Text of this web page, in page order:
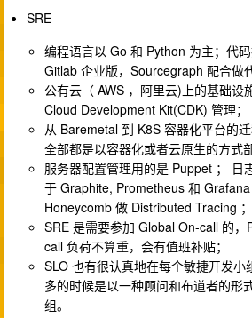
SRE
编程语言以 Go 和 Python 为主；代
Gitlab 企业版，Sourcegraph 配合做
公有云（ AWS ，阿里云)上的基础设
Cloud Development Kit(CDK) 管理；
从 Baremetal 到 K8S 容器化平台的
全部都是以容器化或者云原生的方式部
服务器配置管理用的是 Puppet ； 日
于 Graphite, Prometheus 和
Honeycomb 做 Distributed Tracing ；
SRE 是需要参加 Global On-call 的
call 负荷不算重，会有值班补贴；
SLO 也有很认真地在每个敏捷开发小
多的时候是以一种顾问和布道者的形
组。